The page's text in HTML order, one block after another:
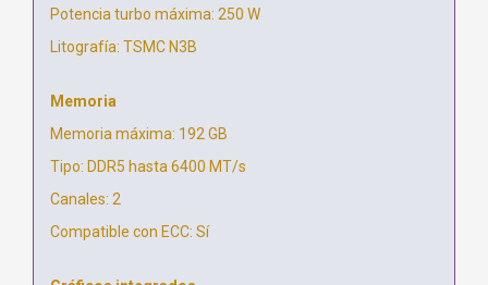
Potencia turbo máxima: 250 W
Litografía: TSMC N3B
Memoria
Memoria máxima: 192 GB
Tipo: DDR5 hasta 6400 MT/s
Canales: 2
Compatible con ECC: Sí